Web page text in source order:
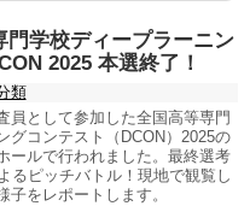
門学校ディープラーニン
2025 本選終了！
類
員として参加した全国高等専門
グコンテスト（DCON）2025の
ールで行われました。最終選考
るピッチバトル！現地で観覧し
子をレポートします。